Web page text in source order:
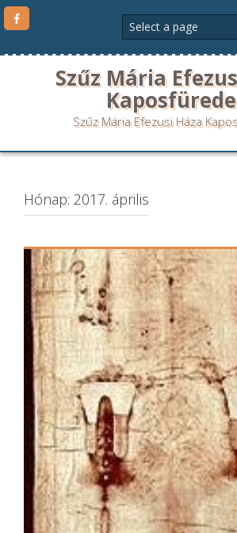
Szűz Mária
Szűz Mária Efezusi Háza
Hónap: 2017. április